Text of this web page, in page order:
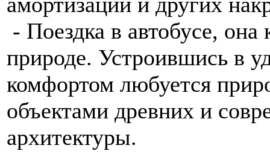
- Поездка в автобусе, она
природе. Устроившись в
комфортом любуется
объектами древних и
архитектуры.